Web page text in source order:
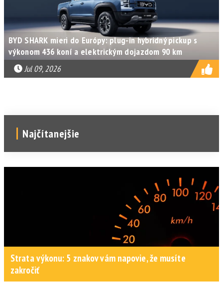
BYD SHARK mieri do Európy: plug-in hybridný pickup s
výkonom 436 koní a elektrickým dojazdom 90 km
Jul 09, 2026
Najčítanejšie
Strata výkonu: 5 znakov vám napovie, že musíte
zakročiť